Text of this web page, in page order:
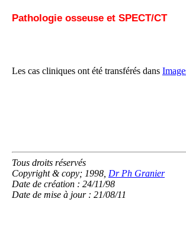
Pathologie osseuse et SPECT/CT
Les cas cliniques ont été transférés dans
Tous droits réservés
Copyright & copy; 1998, Dr Ph Granier
Date de création : 24/11/98
Date de mise à jour : 21/08/11